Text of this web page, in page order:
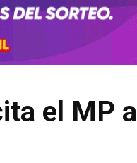
el MP a